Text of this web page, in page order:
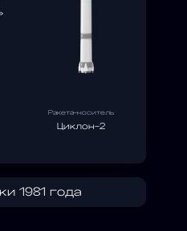
Ракета-носитель
Циклон-2
1981 года